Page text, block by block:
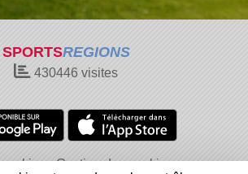
SPORTSREGIONS
430446 visites
Gestion des cookies